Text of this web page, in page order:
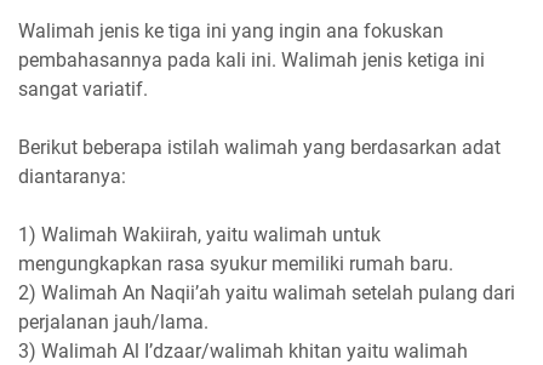
Walimah jenis ke tiga ini yang ingin ana fokuskan
pembahasannya pada kali ini. Walimah jenis ketiga ini
sangat variatif.
Berikut beberapa istilah walimah yang berdasarkan adat
diantaranya:
1) Walimah Wakiirah, yaitu walimah untuk
mengungkapkan rasa syukur memiliki rumah baru.
2) Walimah An Naqii’ah yaitu walimah setelah pulang dari
perjalanan jauh/lama.
3) Walimah Al I’dzaar/walimah khitan yaitu walimah